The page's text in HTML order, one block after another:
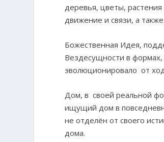
деревья, цветы,
движение и связи, а
Божественная Идея,
Вездесущности в формах,
эволюционировало от
Дом, в своей реальной
ищущий дом в
не отделён от своего
дома.